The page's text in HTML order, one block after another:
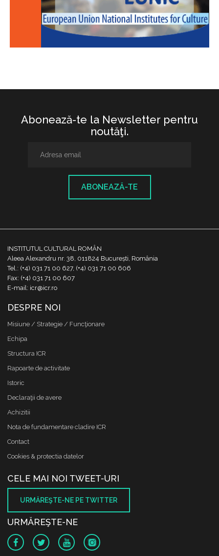
Abonează-te la Newsletter pentru
noutăţi.
ABONEAZĂ-TE
INSTITUTUL CULTURAL ROMÂN
Aleea Alexandru nr. 38, 011824 București, România
Tel.: (+4) 031 71 00 627, (+4) 031 71 00 606
Fax: (+4) 031 71 00 607
E-mail: icr@icr.ro
DESPRE NOI
Misiune / Strategie / Funcţionare
Echipa
Structura ICR
Rapoarte de activitate
Istoric
Declaraţii de avere
Achizitii
Nota de fundamentare cladire ICR
Contact
Cookies & protectia datelor
CELE MAI NOI TWEET-URI
URMĂREŞTE-NE PE TWITTER
URMĂREŞTE-NE